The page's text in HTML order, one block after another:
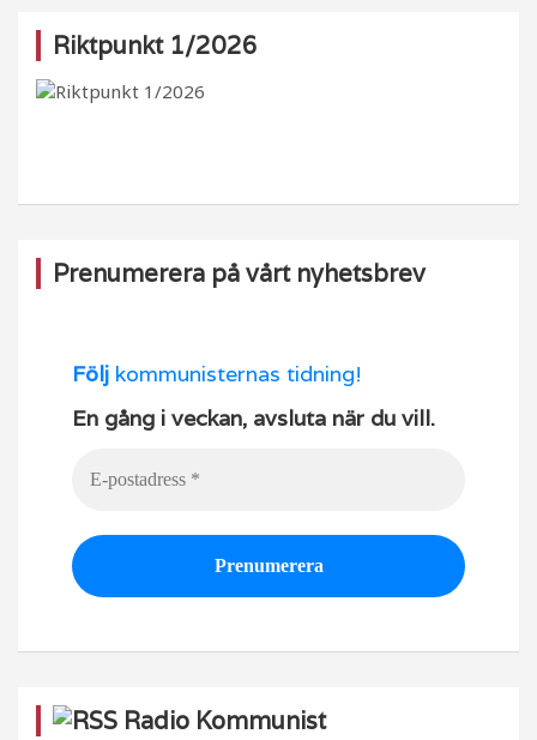
e
b
k
g
ra
o
k
Riktpunkt 1/2026
Prenumerera på vårt nyhetsbrev
Följ kommunisternas tidning!
En gång i veckan, avsluta när du vill.
Radio Kommunist